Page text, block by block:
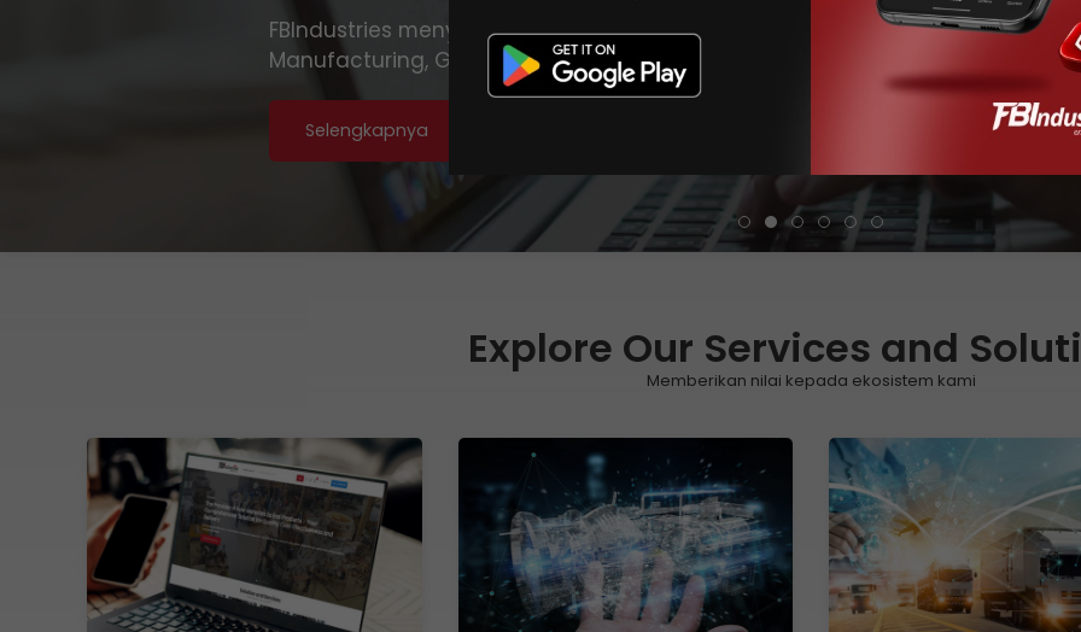
FBIndustries menyediakan solusi menyeluruh, mencakup semua aspek
Manufacturing, Global Trade, Credit Flow dan kebutuhan manajemen proyek
Selengkapnya
Explore Our Services and
Memberikan nilai kepada ekosistem kami